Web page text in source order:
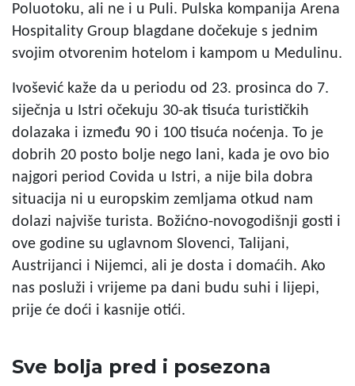
Poluotoku, ali ne i u Puli. Pulska kompanija Arena
Hospitality Group blagdane dočekuje s jednim
svojim otvorenim hotelom i kampom u Medulinu.
Ivošević kaže da u periodu od 23. prosinca do 7.
siječnja u Istri očekuju 30-ak tisuća turističkih
dolazaka i između 90 i 100 tisuća noćenja. To je
dobrih 20 posto bolje nego lani, kada je ovo bio
najgori period Covida u Istri, a nije bila dobra
situacija ni u europskim zemljama otkud nam
dolazi najviše turista. Božićno-novogodišnji gosti i
ove godine su uglavnom Slovenci, Talijani,
Austrijanci i Nijemci, ali je dosta i domaćih. Ako
nas posluži i vrijeme pa dani budu suhi i lijepi,
prije će doći i kasnije otići.
Sve bolja pred i posezona